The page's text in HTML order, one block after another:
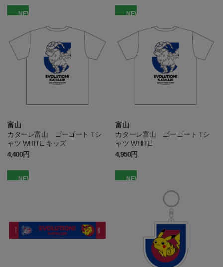
NEW
富山
カターレ富山 ゴーゴート Tシ
ャツ WHITE キッズ
4,400円
NEW
富山
カターレ富山 ゴーゴート Tシ
ャツ WHITE
4,950円
NEW NEW